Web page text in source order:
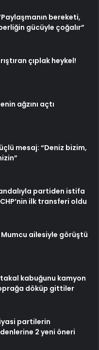
bereketi,
gücüyle çoğalır”
çıplak heykel!
ağzını açtı
mesaj: “Deniz bizim,
partiden istifa
ilk transferi oldu
Mumcu ailesiyle görüştü
kabuğunu kamyon
döküp gittiler
partilerin
2 yeni öneri